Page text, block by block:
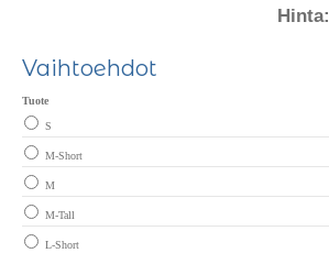
Hinta:
Vaihtoehdot
Tuote
S
M-Short
M
M-Tall
L-Short